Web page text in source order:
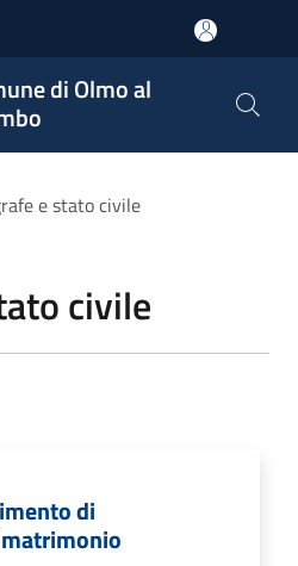
di Olmo al
e stato civile
civile
di